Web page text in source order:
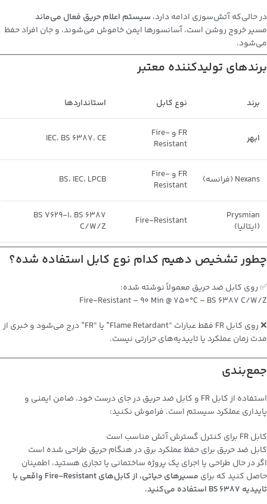
در حالی‌که آتش‌سوزی ادامه دارد، سیستم اعلام حریق فعال می‌ماند
مسیر خروج روشن است، آسانسورها ایمن خاموش می‌شوند، و جان افراد حفظ
می‌شود.
برندهای تولیدکننده معتبر
برند نوع کابل استانداردها
ابهر
FR و Fire-
Resistant
IEC، BS 6387، CE
Nexans (فرانسه)
FR و Fire-
Resistant
BS، IEC، LPCB
Prysmian
(ایتالیا)
Fire-Resistant
BS 7629-1، BS 6387
C/W/Z
چطور تشخیص دهیم کدام نوع کابل استفاده شده؟
✅ روی کابل ضد حریق معمولاً نوشته شده:
Fire-Resistant – 90 Min @ 750°C – BS 6387 C/W/Z
❌ روی کابل FR فقط عبارات “Flame Retardant” یا “FR” درج می‌شود و خبری از
مدت زمان عملکرد یا تاییدیه‌های حرارتی نیست.
جمع‌بندی
استفاده از کابل FR و کابل ضد حریق در جای درست خود، ضامن ایمنی و
پایداری عملکرد سیستم است. فراموش نکنید:
کابل FR برای کنترل گسترش آتش مناسب است
کابل ضد حریق برای حفظ عملکرد برق در هنگام حریق طراحی شده است
اگر در حال طراحی یا اجرای یک پروژه ساختمانی یا تجاری هستید، اطمینان
حاصل کنید که برای
مسیرهای حیاتی، از کابل‌های Fire-Resistant واقعی با
تاییدیه BS 6387 استفاده می‌کنید.